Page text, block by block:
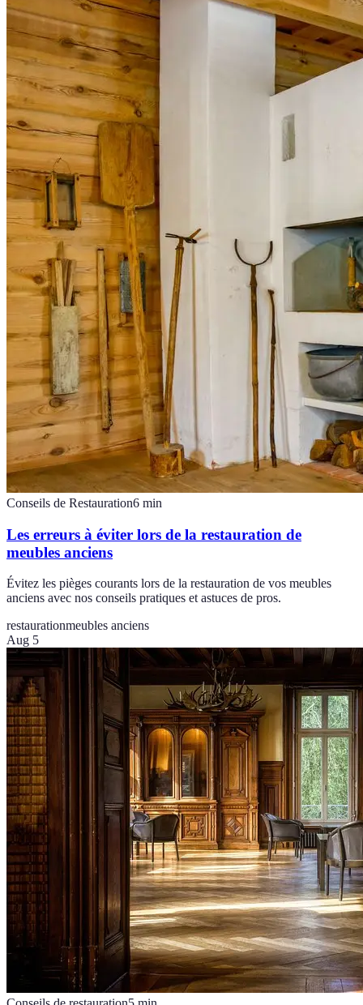
Conseils de Restauration6 min
Les erreurs à éviter lors de la restauration de
meubles anciens
Évitez les pièges courants lors de la restauration de vos meubles
anciens avec nos conseils pratiques et astuces de pros.
restaurationmeubles anciens
Aug 5